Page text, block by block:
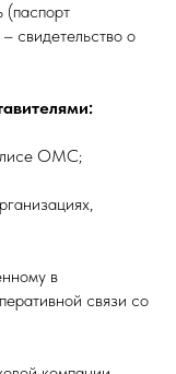
(паспорт
свидетельство о
ОМС;
в
связи со